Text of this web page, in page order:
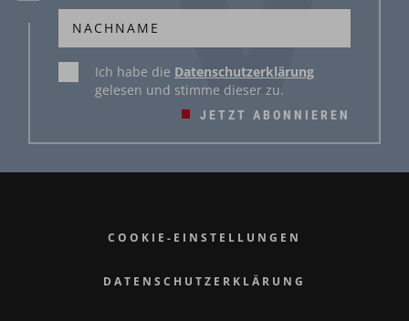
JETZT ABONNIEREN
Ich habe die Datenschutzerklärung
gelesen und stimme dieser zu.
COOKIE-EINSTELLUNGEN
DATENSCHUTZERKLÄRUNG